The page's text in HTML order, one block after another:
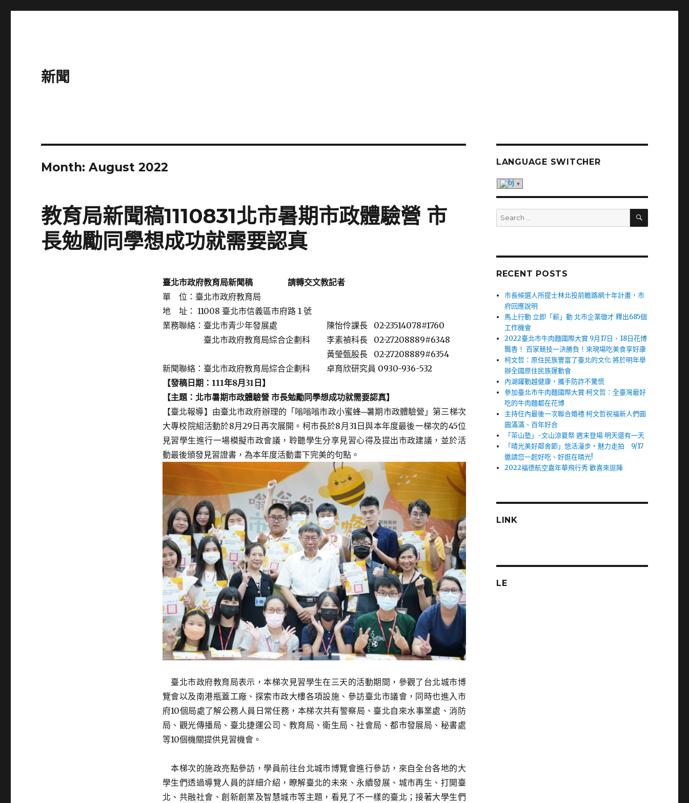
新聞
Month:August 2022
教育局新聞稿1110831北市暑期市政體驗營 市
長勉勵同學想成功就需要認真
臺北市政府教育局新聞稿
請轉交文教記者
單 位：臺北市政府教育局
地 址： 11008 臺北市信義區市府路 1 號
業務聯絡：臺北市青少年發展處 陳怡伶課長 02-23514078#1760
臺北市政府教育局綜合企劃科 李素禎科長 02-27208889#6348
黃瑩甄股長 02-27208889#6354
新聞聯絡：臺北市政府教育局綜合企劃科 卓育欣研究員 0930-936-532
【發稿日期： 111年8月31日 】
【主題： 北市暑期市政體驗營 市長勉勵同學想成功就需要認真】
【臺北報導】由臺北市政府辦理的「嗡嗡嗡市政小蜜蜂─暑期市政體驗營」第三梯次
大專校院組活動於8月29日再次展開。柯市長於8月31日與本年度最後一梯次的45位
見習學生進行一場模擬市政會議，聆聽學生分享見習心得及提出市政建議，並於活
動最後頒發見習證書，為本年度活動畫下完美的句點。
臺北市政府教育局表示，本梯次見習學生在三天的活動期間，參觀了台北城市博
覽會以及南港瓶蓋工廠、探索市政大樓各項設施、參訪臺北市議會，同時也進入市
府10個局處了解公務人員日常任務，本梯次共有警察局、臺北自來水事業處、消防
局、觀光傳播局、臺北捷運公司、教育局、衛生局、社會局、都市發展局、秘書處
等10個機關提供見習機會。
本梯次的施政亮點參訪，學員前往台北城市博覽會進行參訪，來自全台各地的大
學生們透過導覽人員的詳細介紹，瞭解臺北的未來、永續發展、城市再生、打開臺
北、共融社會、創新創業及智慧城市等主題，看見了不一樣的臺北；接著大學生們
LANGUAGE SWITCHER
Search
for:
SEARCH
RECENT POSTS
市長候選人所提士林北投前瞻路網十年計畫，市
府回應說明
馬上行動 立即「薪」動 北市企業徵才 釋出685個
工作機會
2022臺北市牛肉麵國際大賞 9月17日、18日花博
飄香！ 百家競技一決勝負！來現場吃美食享好康
柯文哲：原住民族豐富了臺北的文化 將於明年舉
辦全國原住民族運動會
內湖躍動越健康，攜手防詐不驚慌
參加臺北市牛肉麵國際大賞 柯文哲：全臺灣最好
吃的牛肉麵都在花博
主持任內最後一次聯合婚禮 柯文哲祝福新人們圓
圓滿滿、百年好合
「茶山塾」-文山涼夏祭 週末登場 明天還有一天
「晴光美好鄰舍節」悠活漫步‧魅力走拍 9/17
邀請您一起好吃、好逛在晴光!
2022福德航空嘉年華飛行秀 歡喜來逗陣
LINK
LE